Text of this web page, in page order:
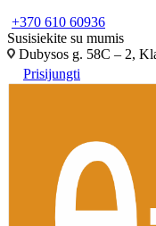
+370 610 60936
Susisiekite su mumis
Dubysos g. 58C – 2,
Prisijungti